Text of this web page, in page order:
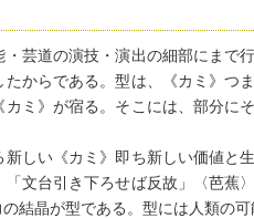
芸道の演技・演出の細部にまで
からである。型は、《カミ》つ
ミ》が宿る。そこには、部分に
しい《カミ》即ち新しい価値と
文台引き下ろせば反故」〈芭蕉
結晶が型である。型には人類の可